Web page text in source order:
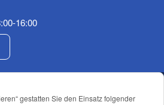
16:00
gestatten Sie den Einsatz folgender